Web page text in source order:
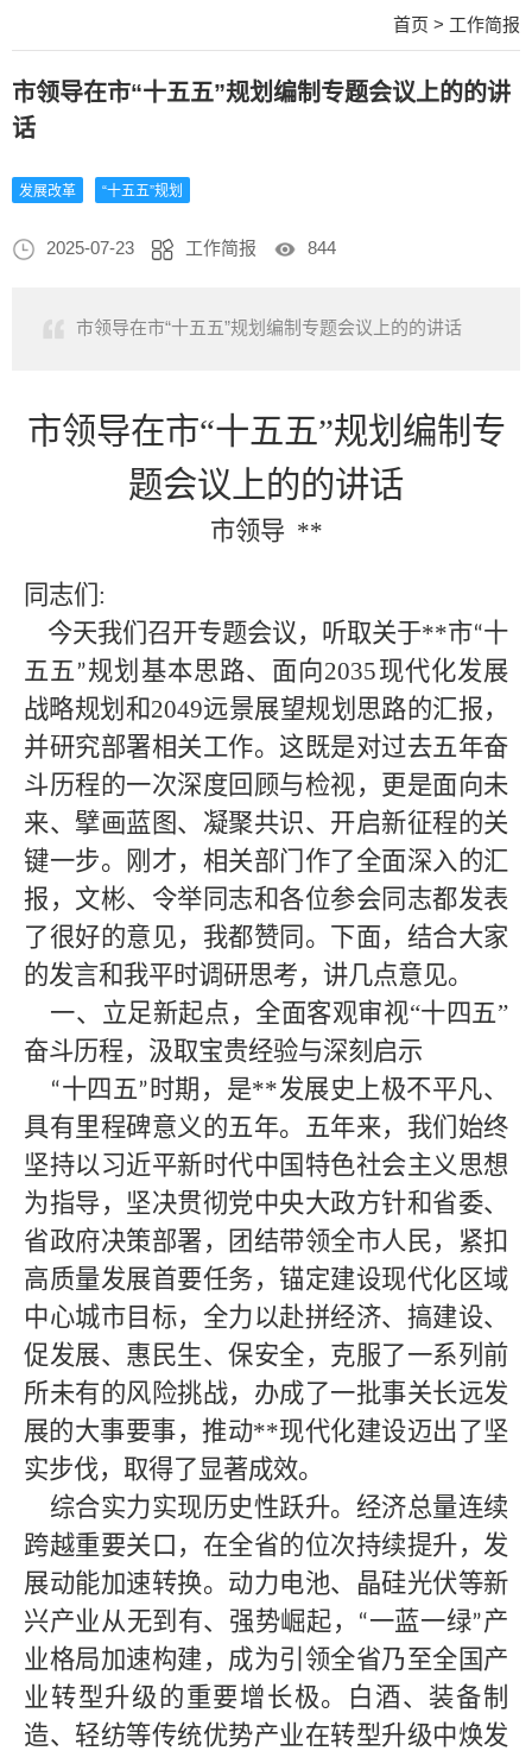
首页 > 工作简报
市领导在市“十五五”规划编制专题会议上的的讲
话
发展改革 “十五五”规划
2025-07-23 工作简报 844
市领导在市“十五五”规划编制专题会议上的的讲话
市领导在市“十五五”规划编制专
题会议上的的讲话
市领导 **
同志们 :
今天我们召开专题会议，听取关于**市“十
五五”规划基本思路、面向2035现代化发展
战略规划和2049远景展望规划思路的汇报，
并研究部署相关工作。这既是对过去五年奋
斗历程的一次深度回顾与检视，更是面向未
来、擘画蓝图、凝聚共识、开启新征程的关
键一步。刚才，相关部门作了全面深入的汇
报，文彬、令举同志和各位参会同志都发表
了很好的意见，我都赞同。下面，结合大家
的发言和我平时调研思考，讲几点意见。
一、立足新起点，全面客观审视“十四五”
奋斗历程，汲取宝贵经验与深刻启示
“十四五” 时期，是**发展史上极不平凡、
具有里程碑意义的五年。五年来，我们始终
坚持以习近平新时代中国特色社会主义思想
为指导，坚决贯彻党中央大政方针和省委、
省政府决策部署，团结带领全市人民，紧扣
高质量发展首要任务，锚定建设现代化区域
中心城市目标，全力以赴拼经济、搞建设、
促发展、惠民生、保安全，克服了一系列前
所未有的风险挑战，办成了一批事关长远发
展的大事要事，推动**现代化建设迈出了坚
实步伐，取得了显著成效。
综合实力实现历史性跃升。经济总量连续
跨越重要关口，在全省的位次持续提升，发
展动能加速转换。动力电池、晶硅光伏等新
兴产业从无到有、强势崛起，
“一蓝一绿”产
业格局加速构建，成为引领全省乃至全国产
业转型升级的重要增长极。白酒、装备制
造、轻纺等传统优势产业在转型升级中焕发